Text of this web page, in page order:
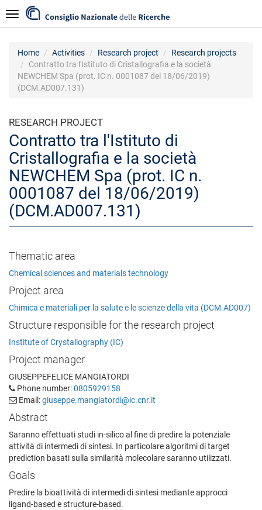
to
main
Navigazione
Home Activities Research project
Research projects
Contratto tra l'Istituto di Cristallografia e la società
NEWCHEM Spa (prot. IC n. 0001087 del 18/06/2019)
(DCM.AD007.131)
RESEARCH PROJECT
Contratto tra l'Istituto di
Cristallografia e la società
NEWCHEM Spa (prot. IC n.
0001087 del 18/06/2019)
(DCM.AD007.131)
Thematic area
Chemical sciences and materials technology
Project area
Chimica e materiali per la salute e le scienze della vita (DCM.AD007)
Structure responsible for the research project
Institute of Crystallography (IC)
Project manager
GIUSEPPEFELICE MANGIATORDI
Phone number:0805929158
Email:giuseppe.mangiatordi@ic.cnr.it
Abstract
Saranno effettuati studi in-silico al fine di predire la potenziale
attività di intermedi di sintesi. In particolare algoritmi di target
prediction basati sulla similarità molecolare saranno utilizzati.
Goals
Predire la bioattività di intermedi di sintesi mediante approcci
ligand-based e structure-based.